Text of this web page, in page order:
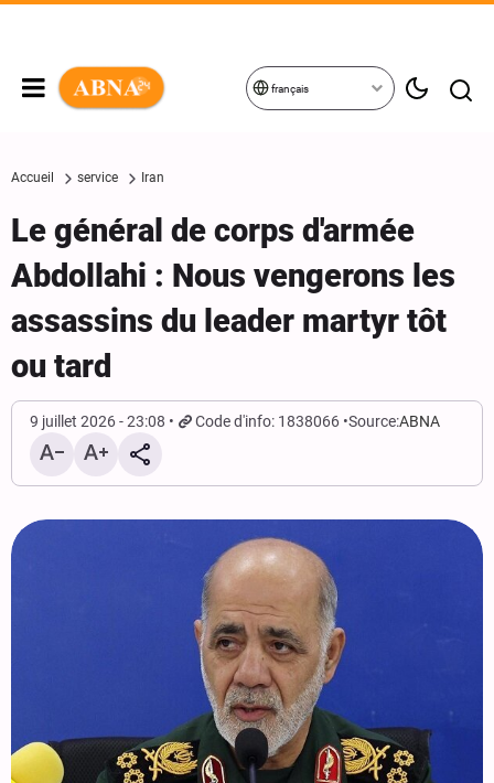
français
Accueil service Iran
Le général de corps d'armée
Abdollahi : Nous vengerons les
assassins du leader martyr tôt
ou tard
9 juillet 2026 - 23:08 Code d'info: 1838066 Source:ABNA